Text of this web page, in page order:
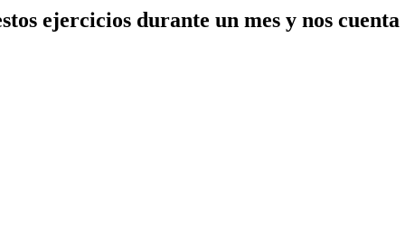
ejercicios durante un mes y nos